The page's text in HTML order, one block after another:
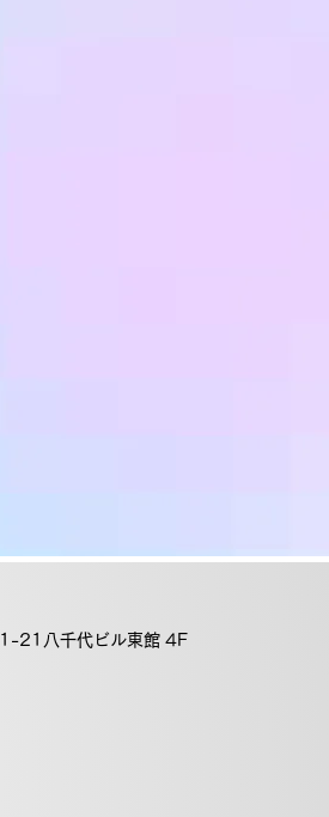
21八千代ビル東館 4F